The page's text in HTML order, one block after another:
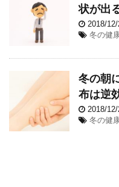
状が出
2018/
冬の健
冬の朝
布は逆
2018/
冬の健